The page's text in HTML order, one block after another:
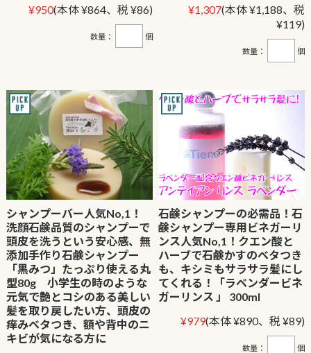
¥950(本体 ¥864、税 ¥86)
数量： 個
¥1,307(本体 ¥1,188、税
¥119)
数量： 個
シャンプーバー人気No,1！
洗顔石鹸品質のシャンプーで
頭皮を洗うという安心感、無
添加手作り石鹸シャンプー
「黒みつ」たっぷり使える丸
型80g 小学生の時のような
元気で艶とコシのある美しい
髪を取り戻したい方、頭皮の
痒みベタつき、額や背中のニ
キビが気になる方に
石鹸シャンプーの必需品！石
鹸シャンプー専用ビネガーリ
ンス人気No,1！クエン酸と
ハーブで石鹸かすのベタつき
も、キシミもサラサラ髪にし
てくれる！「ラベンダービネ
ガーリンス 」 300ml
¥979(本体 ¥890、税 ¥89)
数量： 個